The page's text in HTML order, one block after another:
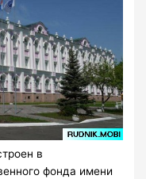
в
фонда имени